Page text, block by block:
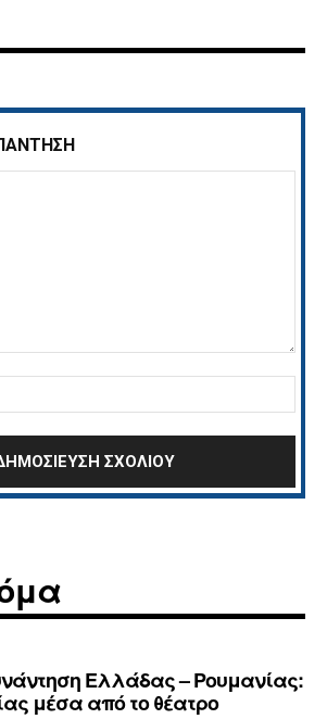
Ελλάδας – Ρουμανίας:
μέσα από το θέατρο